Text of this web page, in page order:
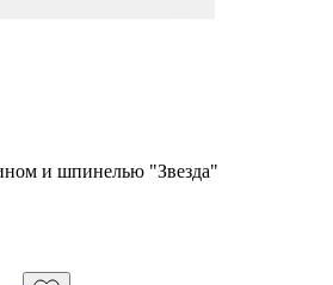
и шпинелью "Звезда"